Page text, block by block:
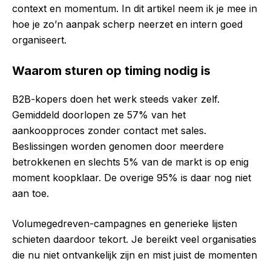
context en momentum. In dit artikel neem ik je mee in
hoe je zo’n aanpak scherp neerzet en intern goed
organiseert.
Waarom sturen op timing nodig is
B2B-kopers doen het werk steeds vaker zelf.
Gemiddeld doorlopen ze 57% van het
aankoopproces zonder contact met sales.
Beslissingen worden genomen door meerdere
betrokkenen en slechts 5% van de markt is op enig
moment koopklaar. De overige 95% is daar nog niet
aan toe.
Volumegedreven-campagnes en generieke lijsten
schieten daardoor tekort. Je bereikt veel organisaties
die nu niet ontvankelijk zijn en mist juist de momenten